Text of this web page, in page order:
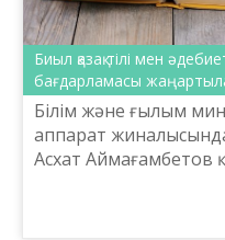
Биыл қазақ тілі мен
бағдарламасы
Білім және ғылым
аппарат
Асхат Аймағамбетов